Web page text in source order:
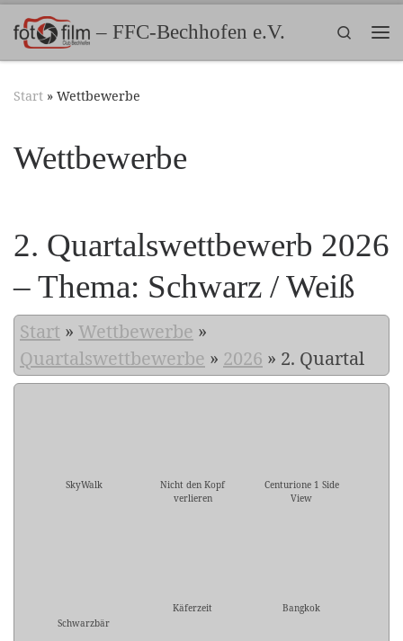
Zum Inhalt springen– FFC-Bechhofen e.V.
Search
Start » Wettbewerbe
Wettbewerbe
2. Quartalswettbewerb 2026
– Thema: Schwarz / Weiß
Start » Wettbewerbe »
Quartalswettbewerbe » 2026 » 2. Quartal
SkyWalk
Nicht den Kopf
verlieren
Centurione 1 Side
View
Schwarzbär
Käferzeit Bangkok